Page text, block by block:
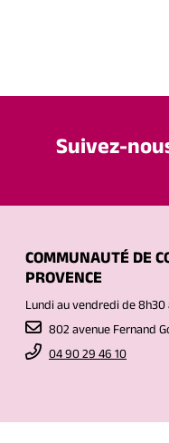
Suivez-
COMMUNAUTÉ DE
PROVENCE
Lundi au vendredi de
802 avenue Fernand
04 90 29 46 10